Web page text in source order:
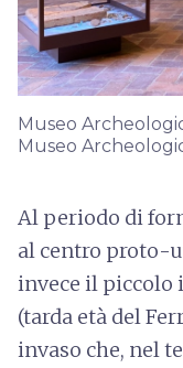
Museo
Museo
Al periodo di
al centro proto-
invece il piccolo
(tarda età del
invaso che, nel